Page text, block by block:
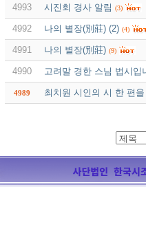
4993 시진회 경사 알림 (3)
4992 나의 별장(別莊) (2) (4)
4991 나의 별장(別莊) (9)
4990 고려말 경한 스님 법시입
4989 최치원 시인의 시 한 편